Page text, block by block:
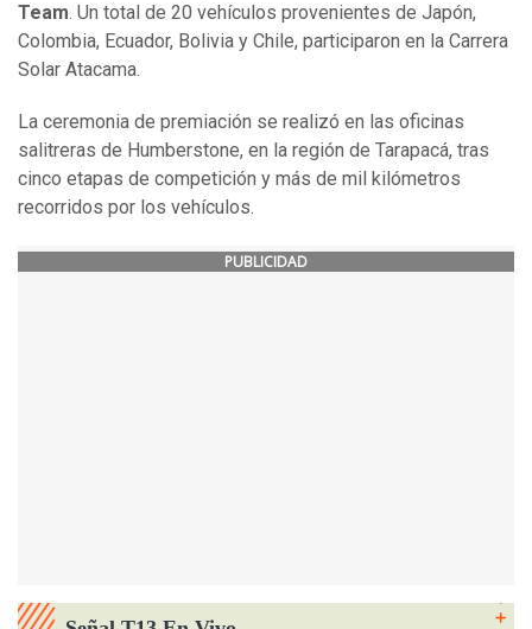
Team. Un total de 20 vehículos provenientes de Japón,
Colombia, Ecuador, Bolivia y Chile, participaron en la Carrera
Solar Atacama.
La ceremonia de premiación se realizó en las oficinas
salitreras de Humberstone, en la región de Tarapacá, tras
cinco etapas de competición y más de mil kilómetros
recorridos por los vehículos.
PUBLICIDAD